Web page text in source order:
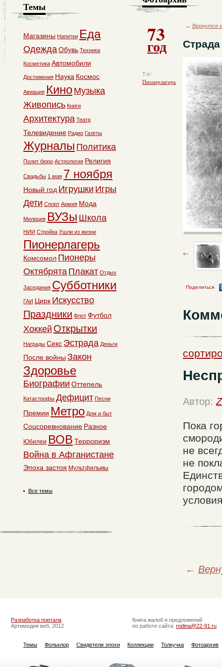
73
год
Тэг:
Пионерлагерь
← Вернутся
Поделиться
Автор:
Пока
не
не
←
Темы
Магазины Напитки Еда
ОдеждаОбувь Техника
Косметика Автомобили
Достижения Наука Космос
Авиация Кино Музыка
Живопись Книги
Архитектура Театр
Телевидение Радио Газеты
Журналы Политика
Полит бюро Астрология Религия
Свадьбы 1 мая 7 ноября
Новый год Игрушки Игры
Дети Спорт Армия Мода
Милиция ВУЗы Школа
НИИ Стройка Ушли из жизни
Пионерлагерь
Комсомол Пионеры
Октябрята Плакат Отдых
Заседания Субботники
ГАИ Цирк Искусство
Праздники Флот Футбол
Хоккей Открытки
Награды Секс Эстрада Деньги
После войны Закон
Здоровье
Биографии Оттепель
Катастрофы Дефицит Песни
Премии Метро Дом и быт
Соцсоревнование Разное
Юбилеи ВОВ Терроризм
Война в Афганистане
Эпоха застоя Мультфильмы
Все темы
Разработка портала
Артимедия веб, 2012
Книга жалоб и предложений
по работе сайта: rodina@22-91.ru
Темы Фольклор Свидетели эпохи Коллекции Толкучка Фотоархив